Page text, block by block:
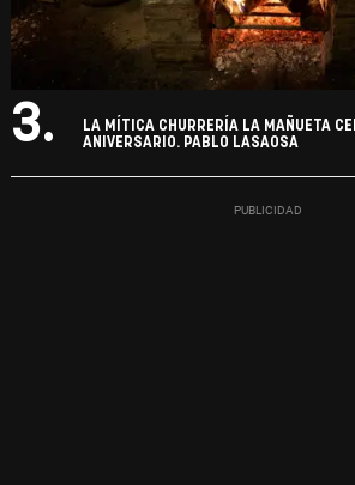
3.
LA MÍTICA CHURRERÍA LA MAÑUETA
ANIVERSARIO. PABLO LASAOSA